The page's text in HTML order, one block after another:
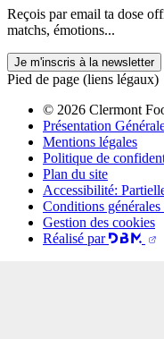
Reçois par email ta dose
matchs, émotions...
Je m'inscris à la newsletter
Pied de page (liens légaux)
© 2026 Clermont
Présentation
Mentions légales
Politique de
Plan du site
Accessibilité:
Conditions générales
Gestion des cookies
Réalisé par